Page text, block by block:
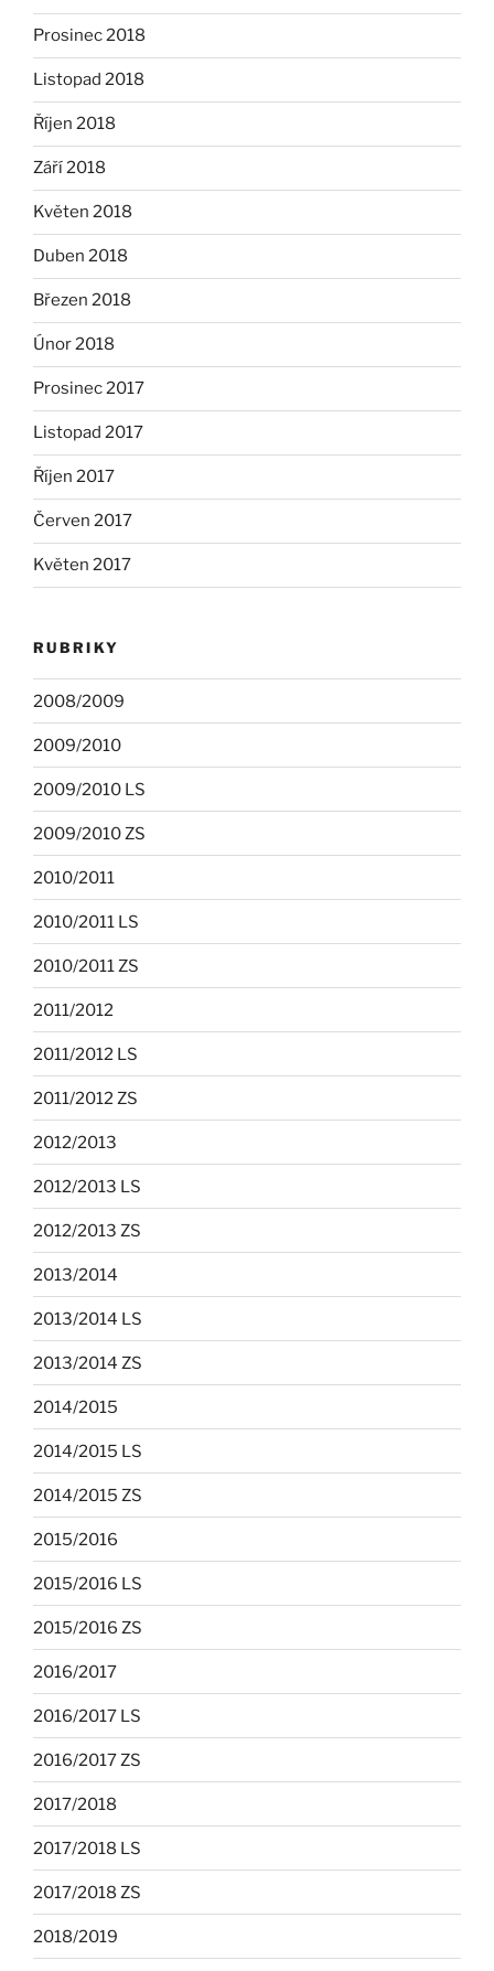
Prosinec 2018
Listopad 2018
Říjen 2018
Září 2018
Květen 2018
Duben 2018
Březen 2018
Únor 2018
Prosinec 2017
Listopad 2017
Říjen 2017
Červen 2017
Květen 2017
RUBRIKY
2008/2009
2009/2010
2009/2010 LS
2009/2010 ZS
2010/2011
2010/2011 LS
2010/2011 ZS
2011/2012
2011/2012 LS
2011/2012 ZS
2012/2013
2012/2013 LS
2012/2013 ZS
2013/2014
2013/2014 LS
2013/2014 ZS
2014/2015
2014/2015 LS
2014/2015 ZS
2015/2016
2015/2016 LS
2015/2016 ZS
2016/2017
2016/2017 LS
2016/2017 ZS
2017/2018
2017/2018 LS
2017/2018 ZS
2018/2019